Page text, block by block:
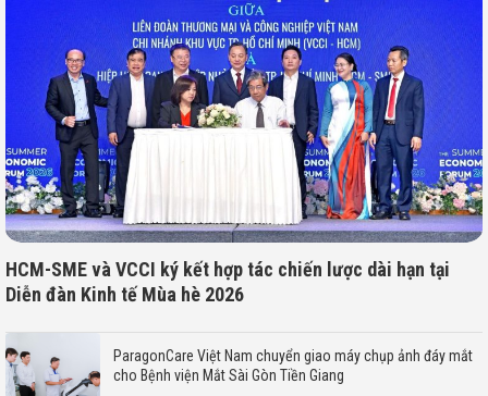
HCM-SME và VCCI ký kết hợp tác chiến lược dài hạn tại
Diễn đàn Kinh tế Mùa hè 2026
ParagonCare Việt Nam chuyển giao máy chụp ảnh đáy mắt
cho Bệnh viện Mắt Sài Gòn Tiền Giang